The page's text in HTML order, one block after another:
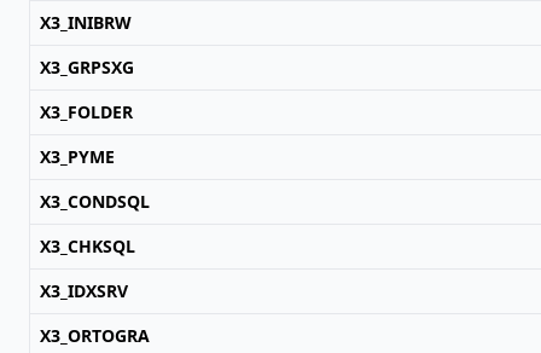
X3_INIBRW
X3_GRPSXG
X3_FOLDER
X3_PYME
X3_CONDSQL
X3_CHKSQL
X3_IDXSRV
X3_ORTOGRA